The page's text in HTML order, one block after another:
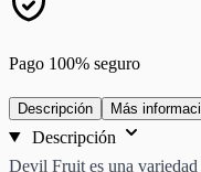
Pago 100% seguro
Descripción Más
Descripción
Devil Fruit es una